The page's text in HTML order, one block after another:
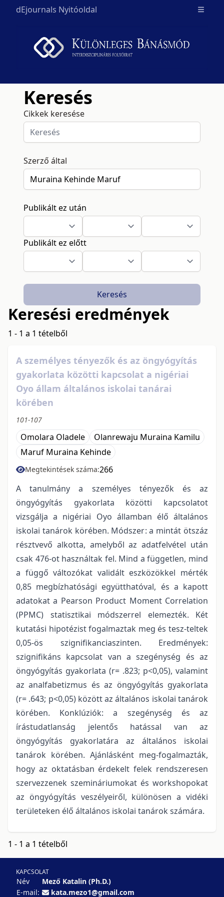
dEjournals Nyitóoldal Open
Keresés
Cikkek keresése
Szerző által
Publikált ez után
Publikált ez előtt
Keresés
Keresési eredmények
1 - 1 a 1 tételből
A személyes tényezők és az öngyógyítás
gyakorlata közötti kapcsolat a nigériai
Oyo állam általános iskolai tanárai
körében
101-107
Omolara Oladele
Olanrewaju Muraina Kamilu
Maruf Muraina Kehinde
Megtekintések száma:266
A tanulmány a személyes tényezők és az
öngyógyítás gyakorlata közötti kapcsolatot
vizsgálja a nigériai Oyo államban élő általános
iskolai tanárok körében. Módszer: a mintát ötszáz
résztvevő alkotta, amelyből az adatfelvétel után
csak 476-ot használtak fel. Mind a független, mind
a függő változókat validált eszközökkel mérték
0,85 megbízhatósági együtthatóval, és a kapott
adatokat a Pearson Product Moment Correlation
(PPMC) statisztikai módszerrel elemezték. Két
kutatási hipotézist fogalmaztak meg és tesz-teltek
0,05-ös szignifikanciaszinten. Eredmények:
szignifikáns kapcsolat van a szegénység és az
öngyógyítás gyakorlata (r= .823; p<0,05), valamint
az analfabetizmus és az öngyógyítás gyakorlata
(r= .643; p<0,05) között az általános iskolai tanárok
körében. Konklúziók: a szegénység és az
írástudatlanság jelentős hatással van az
öngyógyítás gyakorlatára az általános iskolai
tanárok körében. Ajánlásként meg-fogalmazták,
hogy az oktatásban érdekelt felek rendszeresen
szervezzenek szemináriumokat és workshopokat
az öngyógyítás veszélyeiről, különösen a vidéki
területeken élő általános iskolai tanárok számára.
1 - 1 a 1 tételből
KAPCSOLAT
Név
Mező Katalin (Ph.D.)
E-mail:
kata.mezo1@gmail.com